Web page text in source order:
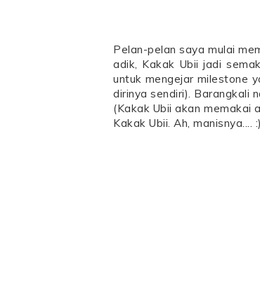
Pelan-pelan saya mulai
adik, Kakak Ubii jadi
untuk mengejar milestone
dirinya sendiri). Barangkali
(Kakak Ubii akan memakai
Kakak Ubii. Ah, manisnya.... :)